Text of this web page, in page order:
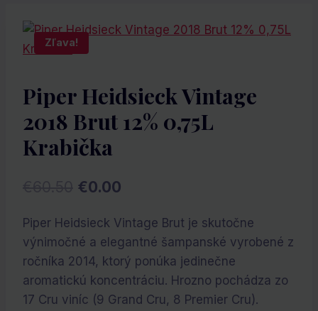
Zľava!
Piper Heidsieck Vintage
2018 Brut 12% 0,75L
Krabička
Pôvodná
bola:
€60.50.
€0.00
€0.00.
Piper Heidsieck Vintage Brut je skutočne
výnimočné a elegantné šampanské vyrobené z
ročníka 2014, ktorý ponúka jedinečne
aromatickú koncentráciu. Hrozno pochádza zo
17 Cru viníc (9 Grand Cru, 8 Premier Cru).